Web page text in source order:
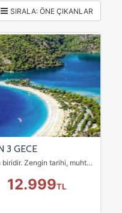
3 GECE
Fethiye, turizmin önemli mekanlarından biridir. Zengin tarihi, muhteşem doğası ve sıcak insanları ile Fethiye, özellikle de Ege Bölgesi'nde bulunan kültür ve kıyı…
12.999TL